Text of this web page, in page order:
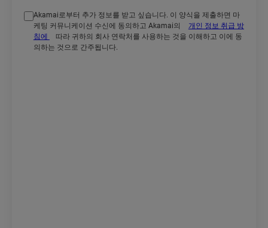
Akamai로부터 추가 정보를 받고 싶습니다. 이 양식을 제출하면 마
케팅 커뮤니케이션 수신에 동의하고 Akamai의
개인 정보 취급 방
침에
따라 귀하의 회사 연락처를 사용하는 것을 이해하고 이에 동
의하는 것으로 간주됩니다.